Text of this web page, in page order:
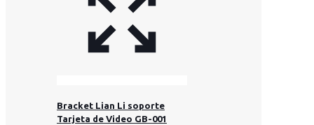
Bracket Lian Li soporte
Tarjeta de Video GB-001